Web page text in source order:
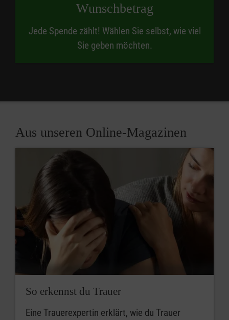
Wunschbetrag
Jede Spende zählt! Wählen Sie selbst, wie viel
Sie geben möchten.
Aus unseren Online-Magazinen
So erkennst du Trauer
Eine Trauerexpertin erklärt, wie du Trauer